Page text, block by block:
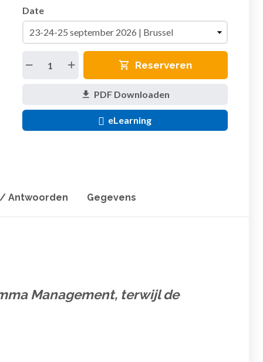
Date
Reserveren
PDF Downloaden
eLearning
Antwoorden Gegevens
Management, terwijl de